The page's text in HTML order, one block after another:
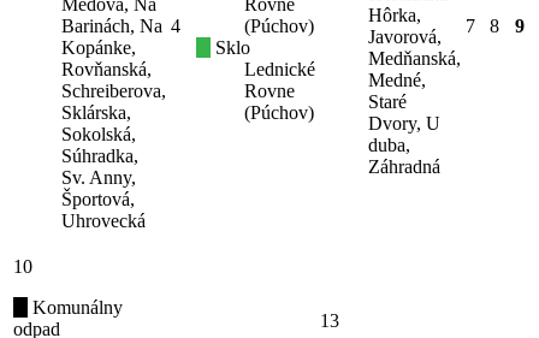
Medová, Na
Barinách, Na
Kopánke,
Rovňanská,
Schreiberova,
Sklárska,
Sokolská,
Súhradka,
Sv. Anny,
Športová,
Uhrovecká
4
Rovne
(Púchov)
Sklo
Lednické
Rovne
(Púchov)
Hôrka,
Javorová,
Medňanská,
Medné,
Staré
Dvory, U
duba,
Záhradná
7 8 9
10
Komunálny
odpad
13